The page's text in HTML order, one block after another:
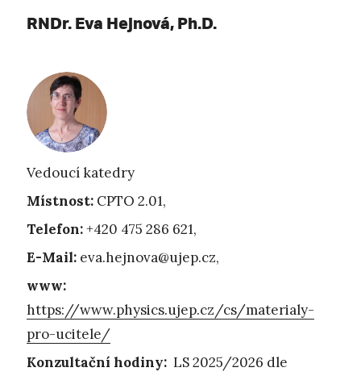
RNDr. Eva Hejnová, Ph.D.
Vedoucí katedry
Místnost: CPTO 2.01,
Telefon:+420 475 286 621,
E-Mail: eva.hejnova@ujep.cz,
www:
https://www.physics.ujep.cz/cs/materialy-
pro-ucitele/
Konzultační hodiny: LS 2025/2026 dle